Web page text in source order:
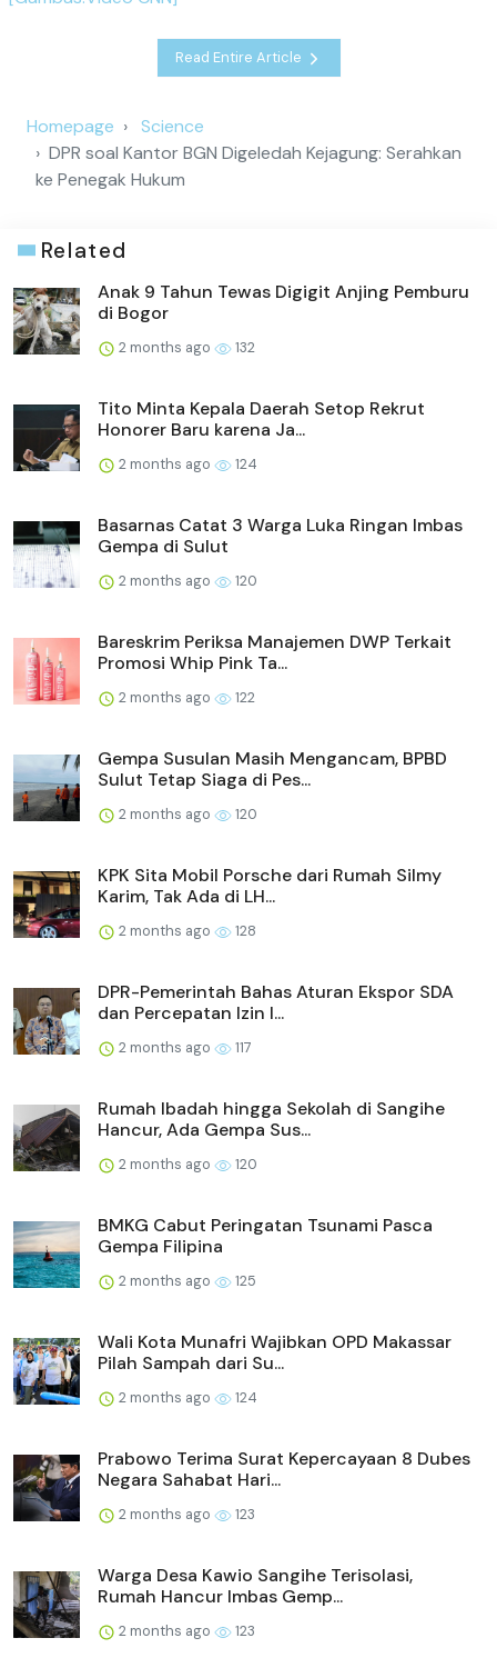
Read Entire Article
Homepage
Science
DPR soal Kantor BGN Digeledah Kejagung: Serahkan
ke Penegak Hukum
Related
Anak 9 Tahun Tewas Digigit Anjing Pemburu
di Bogor
2 months ago 132
Tito Minta Kepala Daerah Setop Rekrut
Honorer Baru karena Ja...
2 months ago 124
Basarnas Catat 3 Warga Luka Ringan Imbas
Gempa di Sulut
2 months ago 120
Bareskrim Periksa Manajemen DWP Terkait
Promosi Whip Pink Ta...
2 months ago 122
Gempa Susulan Masih Mengancam, BPBD
Sulut Tetap Siaga di Pes...
2 months ago 120
KPK Sita Mobil Porsche dari Rumah Silmy
Karim, Tak Ada di LH...
2 months ago 128
DPR-Pemerintah Bahas Aturan Ekspor SDA
dan Percepatan Izin I...
2 months ago 117
Rumah Ibadah hingga Sekolah di Sangihe
Hancur, Ada Gempa Sus...
2 months ago 120
BMKG Cabut Peringatan Tsunami Pasca
Gempa Filipina
2 months ago 125
Wali Kota Munafri Wajibkan OPD Makassar
Pilah Sampah dari Su...
2 months ago 124
Prabowo Terima Surat Kepercayaan 8 Dubes
Negara Sahabat Hari...
2 months ago 123
Warga Desa Kawio Sangihe Terisolasi,
Rumah Hancur Imbas Gemp...
2 months ago 123